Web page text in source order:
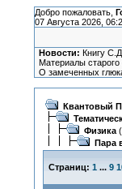
Добро пожаловать,
07 Августа 2026,
Новости: Книгу
Материалы
О замеченных
Квантовый
Физика
Пара
Страниц: 1 ... 9